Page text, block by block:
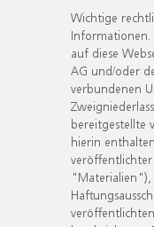
Wichtige
auf diese
AG und/oder
verbundenen
bereitgestellte
hierin
"Materialien"),